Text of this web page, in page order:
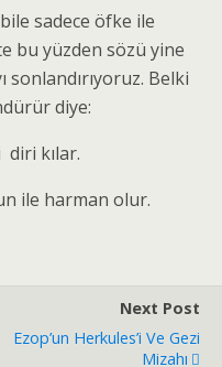
sadece öfke ile
bu yüzden sözü yine
sonlandırıyoruz. Belki
diye:
kılar.
ile harman olur.
Next Post
Ezop’un Herkules’i Ve Gezi
Mizahı